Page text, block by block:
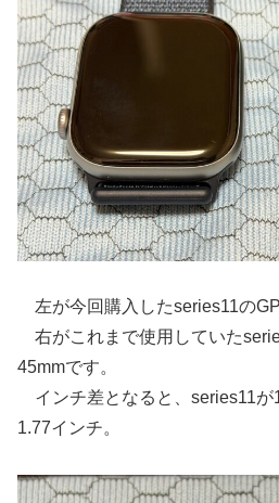
左が今回購入したseries11の
右がこれまで使用していた
45mmです。
インチ差となると、series11が
1.77インチ。